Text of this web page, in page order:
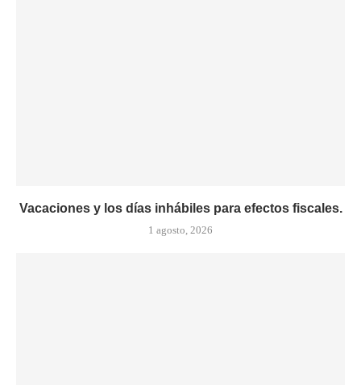
Vacaciones y los días inhábiles para efectos fiscales.
1 agosto, 2026